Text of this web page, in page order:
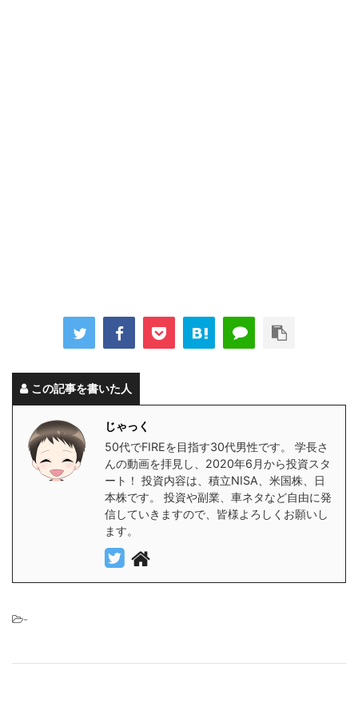
この記事を書いた人
じゃっく
50代でFIREを目指す30代男性です。 学長さ
んの動画を拝見し、2020年6月から投資スタ
ート！ 投資内容は、積立NISA、米国株、日
本株です。 投資や副業、車ネタなど自由に発
信していきますので、皆様よろしくお願いし
ます。
-